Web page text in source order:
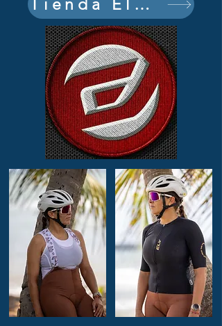
representar
Tienda Eleven Pro Puerto Rico